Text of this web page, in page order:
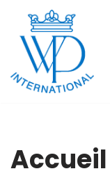
Aller
contenu
Accueil